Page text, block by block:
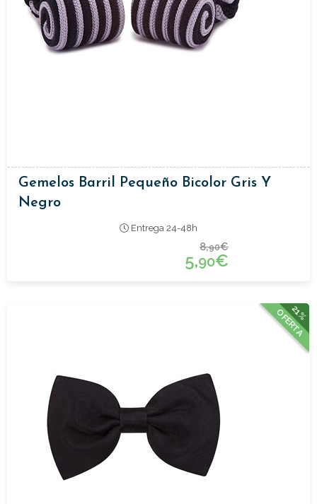
Gemelos Barril Pequeño Bicolor Gris Y
Negro
Entrega 24-48h
8,90€
5,90€
21%
OFERTA